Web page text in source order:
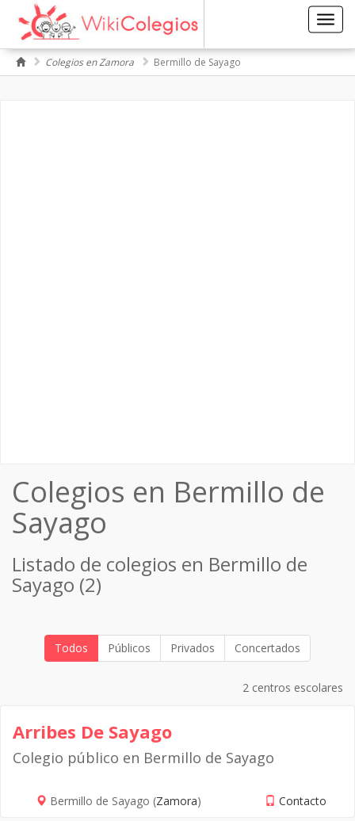
Colegios en Zamora Bermillo de Sayago
Colegios en Bermillo de
Sayago
Listado de colegios en Bermillo de
Sayago (2)
Todos Públicos Privados Concertados
2 centros escolares
Arribes De Sayago
Colegio público en Bermillo de Sayago
Bermillo de Sayago (Zamora) Contacto